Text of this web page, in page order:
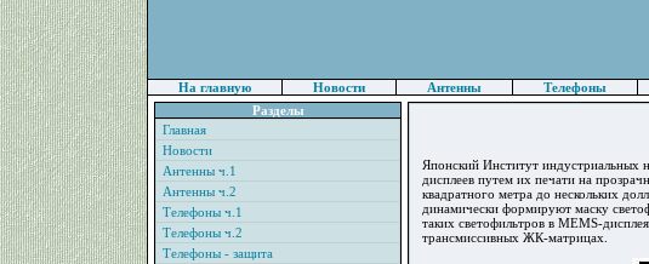
На главную Новости Антенны Телефоны
Разделы
Главная
Новости
Антенны ч.1
Антенны ч.2
Телефоны ч.1
Телефоны ч.2
Телефоны - защита
Японский Институт индустриальных
дисплеев путем их печати на
квадратного метра до нескольких
динамически формируют маску
таких светофильтров в MEMS-
трансмиссивных ЖК-матрицах.